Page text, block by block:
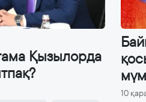
Қызылорда
10